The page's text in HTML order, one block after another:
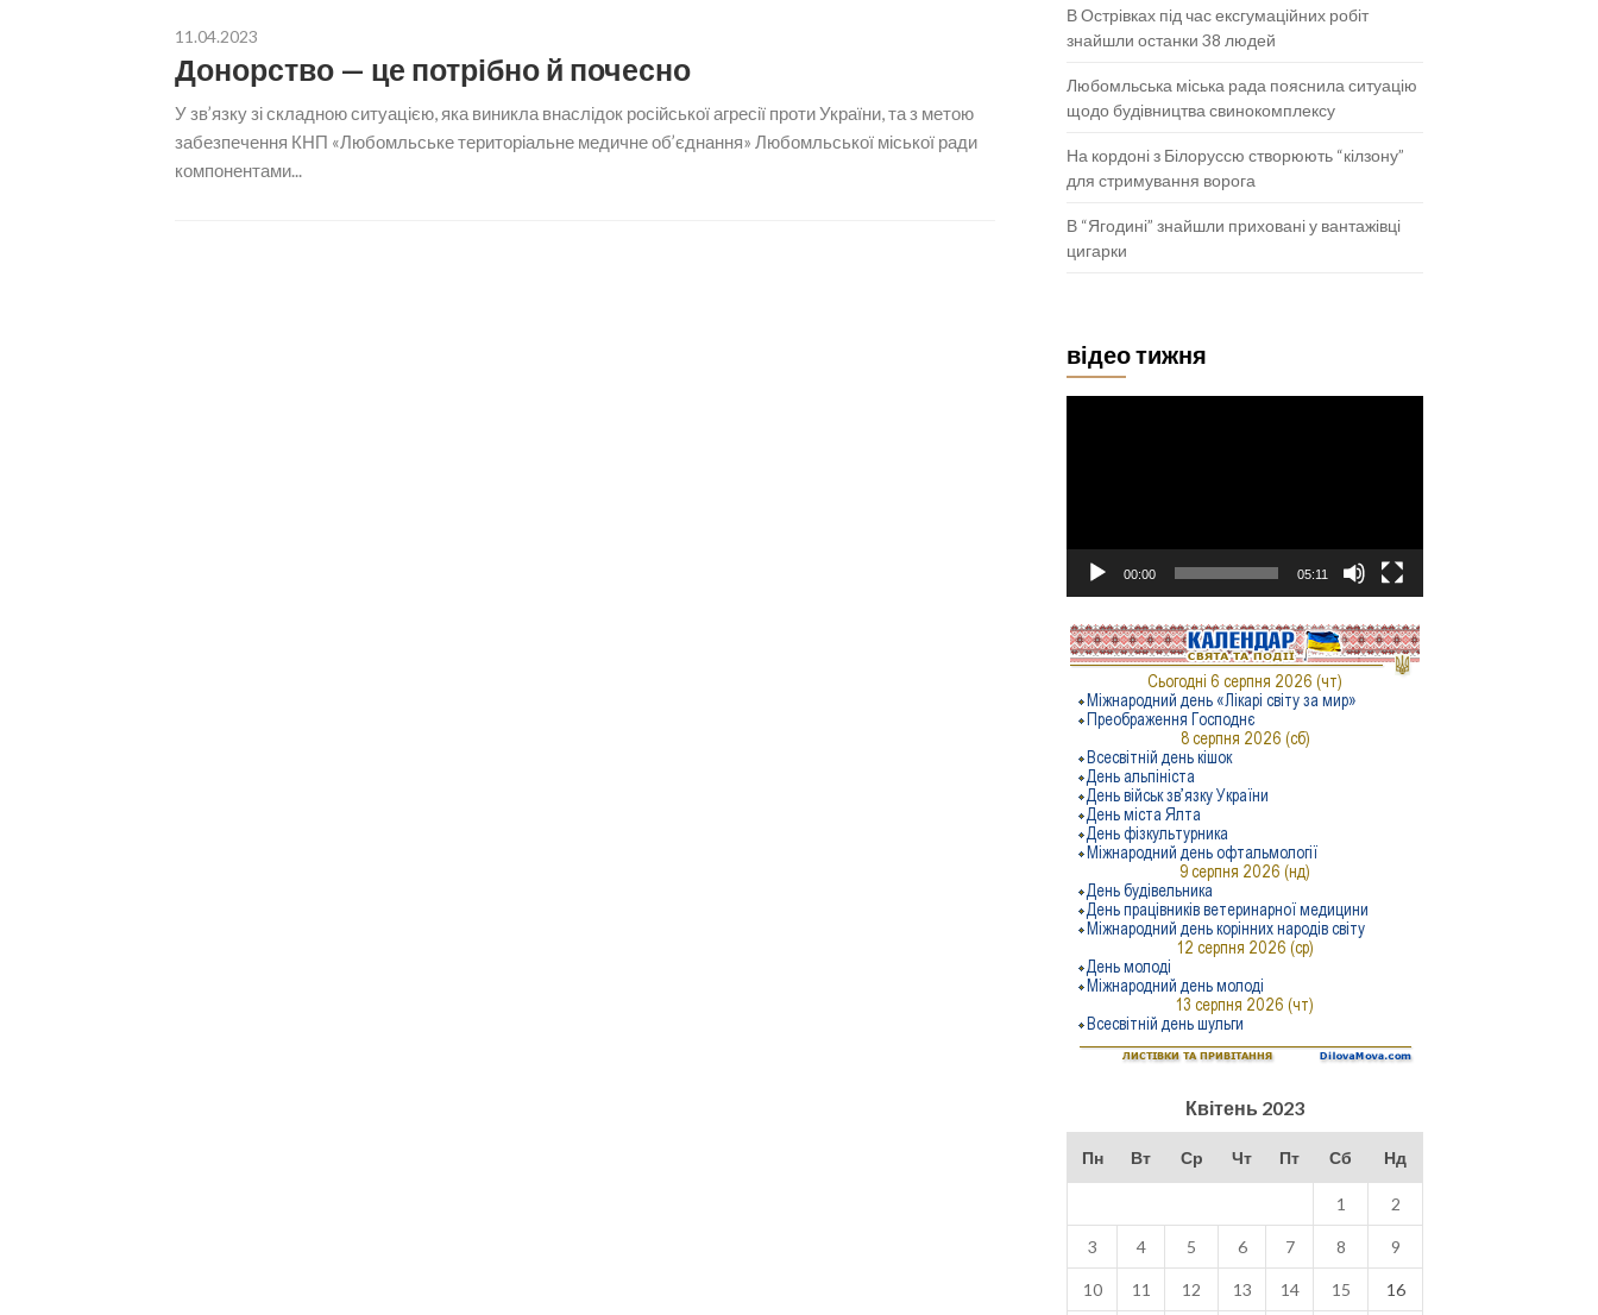
11.04.2023
Донорство — це потрібно й почесно
У зв’язку зі складною ситуацією, яка виникла внаслідок російської агресії проти України, та з метою
забезпечення КНП «Любомльське територіальне медичне об’єднання» Любомльської міської ради
компонентами...
В Острівках під час ексгумаційних робіт
знайшли останки 38 людей
Любомльська міська рада пояснила ситуацію
щодо будівництва свинокомплексу
На кордоні з Білоруссю створюють “кілзону”
для стримування ворога
В “Ягодині” знайшли приховані у вантажівці
цигарки
відео тижня
00:00 05:11
Квітень 2023
Пн Вт Ср Чт Пт Сб Нд
1 2
3 4 5 6 7 8 9
10 11 12 13 14 15 16